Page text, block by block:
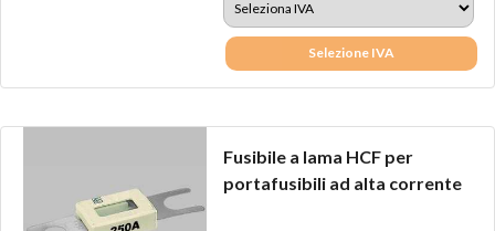
Selezione IVA
Fusibile a lama HCF per
portafusibili ad alta corrente